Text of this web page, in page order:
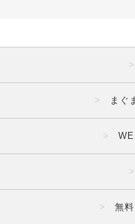
まぐ
無